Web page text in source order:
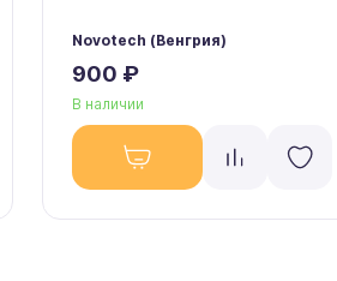
Novotech (Венгрия)
900 ₽
В наличии